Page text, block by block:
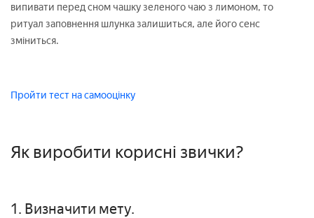
випивати перед сном чашку зеленого чаю з лимоном, то
ритуал заповнення шлунка залишиться, але його сенс
зміниться.
Пройти тест на самооцінку
Як виробити корисні звички?
1. Визначити мету.